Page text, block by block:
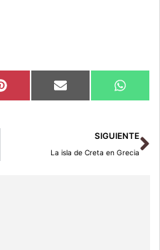
Compartir
en
Pinterest Compartir
en
Email
en
SIGUIENTE
La isla de Creta en Grecia